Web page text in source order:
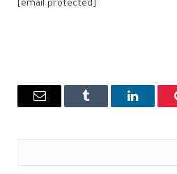
[email protected]
لينكدإن Tumblr
البريد